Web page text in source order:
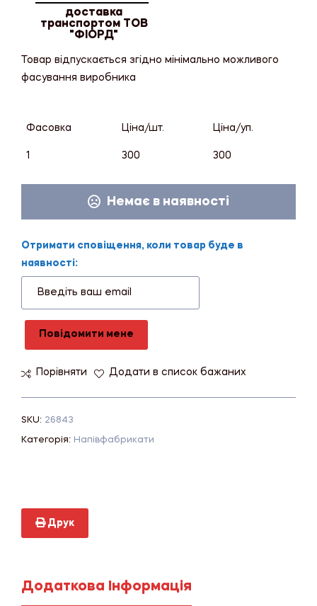
доставка
транспортом ТОВ
"ФІОРД"
Товар відпускається згідно мінімально можливого
фасування виробника
Фасовка Ціна/шт. Ціна/уп.
1 300 300
Немає в наявності
Отримати сповіщення, коли товар буде в
наявності:
Повідомити мене
Порівняти Додати в список бажаних
SKU: 26843
Категорія: Напівфабрикати
Друк
Додаткова Інформація